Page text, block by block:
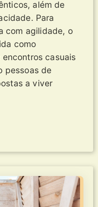
além de
Para
com agilidade, o
como
casuais
pessoas de
a viver